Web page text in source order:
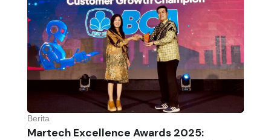
Berita
Martech Excellence Awards 2025: